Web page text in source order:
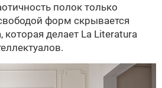
полок только
форм скрывается
которая делает La Literatura